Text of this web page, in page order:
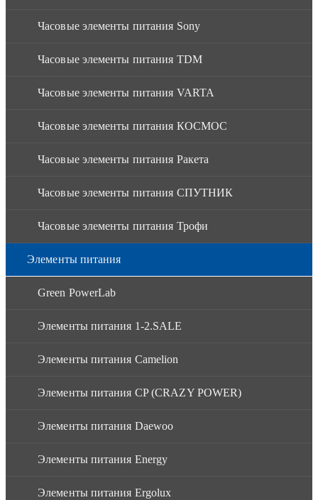
Часовые элементы питания Sony
Часовые элементы питания TDM
Часовые элементы питания VARTA
Часовые элементы питания КОСМОС
Часовые элементы питания Ракета
Часовые элементы питания СПУТНИК
Часовые элементы питания Трофи
Элементы питания
Green PowerLab
Элементы питания 1-2.SALE
Элементы питания Camelion
Элементы питания CP (CRAZY POWER)
Элементы питания Daewoo
Элементы питания Energy
Элементы питания Ergolux